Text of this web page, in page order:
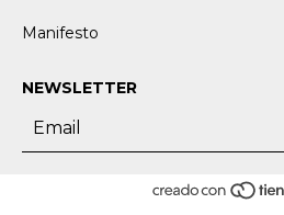
Manifesto
NEWSLETTER